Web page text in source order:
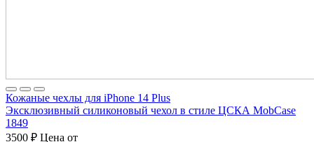
Кожаные чехлы для iPhone 14 Plus
Эксклюзивный силиконовый чехол в стиле ЦСКА MobCase
1849
3500 ₽ Цена от